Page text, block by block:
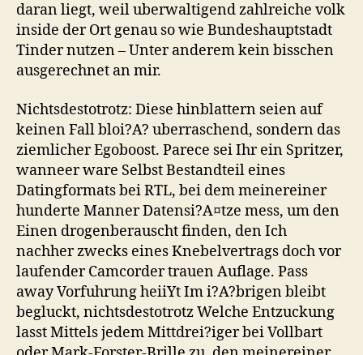
daran liegt, weil uberwaltigend zahlreiche volk
inside der Ort genau so wie Bundeshauptstadt
Tinder nutzen – Unter anderem kein bisschen
ausgerechnet an mir.
Nichtsdestotrotz: Diese hinblattern seien auf
keinen Fall bloi?A? uberraschend, sondern das
ziemlicher Egoboost. Parece sei Ihr ein Spritzer,
wanneer ware Selbst Bestandteil eines
Datingformats bei RTL, bei dem meinereiner
hunderte Manner Datensi?A¤tze mess, um den
Einen drogenberauscht finden, den Ich
nachher zwecks eines Knebelvertrags doch vor
laufender Camcorder trauen Auflage. Pass
away Vorfuhrung heiiYt Im i?A?brigen bleibt
begluckt, nichtsdestotrotz Welche Entzuckung
lasst Mittels jedem Mittdrei?iger bei Vollbart